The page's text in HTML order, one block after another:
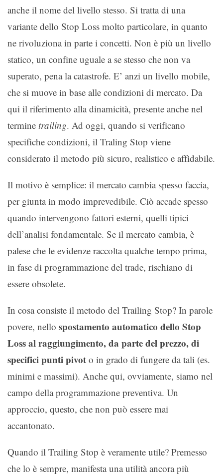
anche il nome del livello stesso. Si tratta di una
variante dello Stop Loss molto particolare, in quanto
ne rivoluziona in parte i concetti. Non è più un livello
statico, un confine uguale a se stesso che non va
superato, pena la catastrofe. E’ anzi un livello mobile,
che si muove in base alle condizioni di mercato. Da
qui il riferimento alla dinamicità, presente anche nel
termine trailing. Ad oggi, quando si verificano
specifiche condizioni, il Traling Stop viene
considerato il metodo più sicuro, realistico e affidabile.
Il motivo è semplice: il mercato cambia spesso faccia,
per giunta in modo imprevedibile. Ciò accade spesso
quando intervengono fattori esterni, quelli tipici
dell’analisi fondamentale. Se il mercato cambia, è
palese che le evidenze raccolta qualche tempo prima,
in fase di programmazione del trade, rischiano di
essere obsolete.
In cosa consiste il metodo del Trailing Stop? In parole
povere, nello spostamento automatico dello Stop
Loss al raggiungimento, da parte del prezzo, di
specifici punti pivot o in grado di fungere da tali (es.
minimi e massimi). Anche qui, ovviamente, siamo nel
campo della programmazione preventiva. Un
approccio, questo, che non può essere mai
accantonato.
Quando il Trailing Stop è veramente utile? Premesso
che lo è sempre, manifesta una utilità ancora più